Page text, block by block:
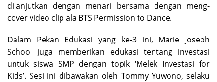
dilanjutkan dengan menari bersama dengan meng-
cover video clip ala BTS Permission to Dance.
Dalam Pekan Edukasi yang ke-3 ini, Marie Joseph
School juga memberikan edukasi tentang investasi
untuk siswa SMP dengan topik ‘Melek Investasi for
Kids’. Sesi ini dibawakan oleh Tommy Yuwono, selaku